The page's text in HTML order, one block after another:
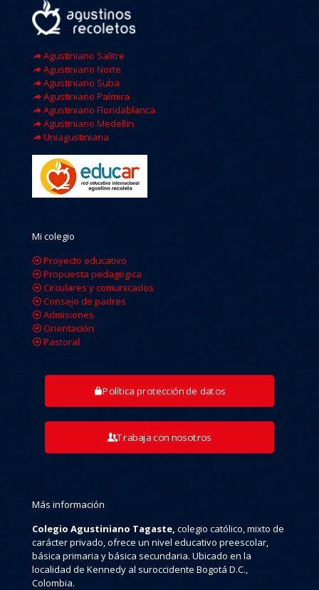
Agustiniano Salitre
Agustiniano Norte
Agustiniano Suba
Agustiniano Palmira
Agustiniano Floridablanca
Agustiniano Medellin
Uniagustiniana
Mi colegio
Proyecto educativo
Propuesta pedagógica
Circulares y comunicados
Consejo de padres
Admisiones
Orientación
Pastoral
Política protección de datos
Trabaja con nosotros
Más información
Colegio Agustiniano Tagaste, colegio católico, mixto de
carácter privado, ofrece un nivel educativo preescolar,
básica primaria y básica secundaria. Ubicado en la
localidad de Kennedy al suroccidente Bogotá D.C.,
Colombia.